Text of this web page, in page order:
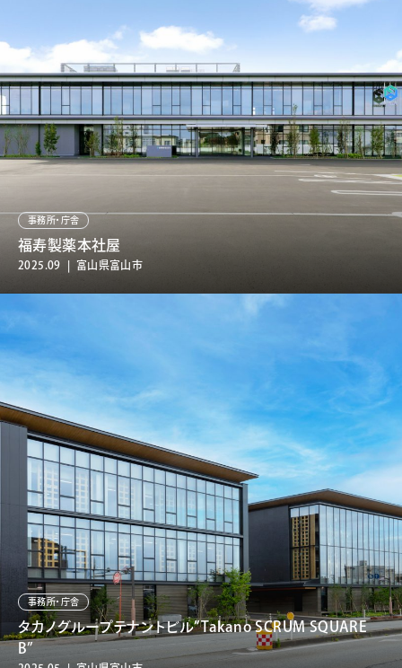
事務所・庁舎
福寿製薬本社屋
2025.09 | 富山県富山市
事務所・庁舎
タカノグループテナントビル”Takano SCRUM SQUARE
B”